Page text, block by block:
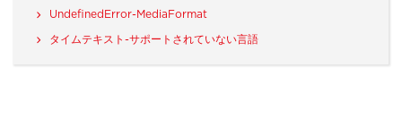
UndefinedError-MediaFormat
タイムテキスト-サポートされていない言語